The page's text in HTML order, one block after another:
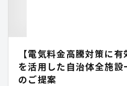
【電気料金高騰対策に
を活用した自治体全施設
のご提案